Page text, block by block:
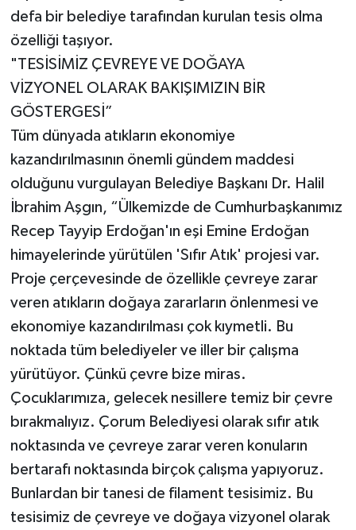
defa bir belediye tarafından kurulan tesis olma
özelliği taşıyor.
"TESİSİMİZ ÇEVREYE VE DOĞAYA
VİZYONEL OLARAK BAKIŞIMIZIN BİR
GÖSTERGESİ”
Tüm dünyada atıkların ekonomiye
kazandırılmasının önemli gündem maddesi
olduğunu vurgulayan Belediye Başkanı Dr. Halil
İbrahim Aşgın, “Ülkemizde de Cumhurbaşkanımız
Recep Tayyip Erdoğan'ın eşi Emine Erdoğan
himayelerinde yürütülen 'Sıfır Atık' projesi var.
Proje çerçevesinde de özellikle çevreye zarar
veren atıkların doğaya zararların önlenmesi ve
ekonomiye kazandırılması çok kıymetli. Bu
noktada tüm belediyeler ve iller bir çalışma
yürütüyor. Çünkü çevre bize miras.
Çocuklarımıza, gelecek nesillere temiz bir çevre
bırakmalıyız. Çorum Belediyesi olarak sıfır atık
noktasında ve çevreye zarar veren konuların
bertarafı noktasında birçok çalışma yapıyoruz.
Bunlardan bir tanesi de filament tesisimiz. Bu
tesisimiz de çevreye ve doğaya vizyonel olarak